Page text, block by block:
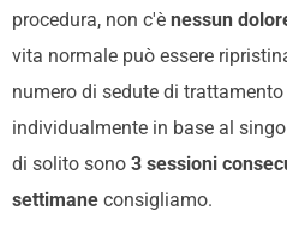
procedura, non c'è nessun
vita normale può essere
numero di sedute di
individualmente in base al
di solito sono 3 sessioni
settimane consigliamo.